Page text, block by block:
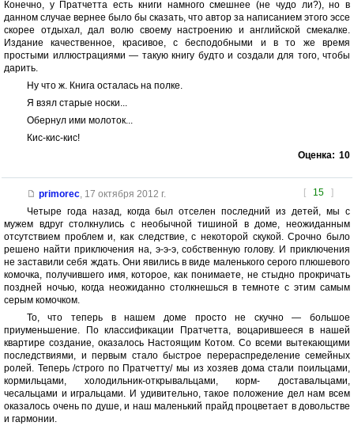
Конечно, у Пратчетта есть книги намного смешнее (не чудо ли?), но в
данном случае вернее было бы сказать, что автор за написанием этого эссе
скорее отдыхал, дал волю своему настроению и английской смекалке.
Издание качественное, красивое, с бесподобными и в то же время
простыми иллюстрациями — такую книгу будто и создали для того, чтобы
дарить.
Ну что ж. Книга осталась на полке.
Я взял старые носки...
Обернул ими молоток...
Кис-кис-кис!
Оценка: 10
[ 15 ]
primorec, 17 октября 2012 г.
Четыре года назад, когда был отселен последний из детей, мы с
мужем вдруг столкнулись с необычной тишиной в доме, неожиданным
отсутствием проблем и, как следствие, с некоторой скукой. Срочно было
решено найти приключения на, э-э-э, собственную голову. И приключения
не заставили себя ждать. Они явились в виде маленького серого плюшевого
комочка, получившего имя, которое, как понимаете, не стыдно прокричать
поздней ночью, когда неожиданно столкнешься в темноте с этим самым
серым комочком.
То, что теперь в нашем доме просто не скучно — большое
приуменьшение. По классификации Пратчетта, воцарившееся в нашей
квартире создание, оказалось Настоящим Котом. Со всеми вытекающими
последствиями, и первым стало быстрое перераспределение семейных
ролей. Теперь /строго по Пратчетту/ мы из хозяев дома стали поильцами,
кормильцами, холодильник-открывальцами, корм- доставальцами,
чесальцами и игральцами. И удивительно, такое положение дел нам всем
оказалось очень по душе, и наш маленький прайд процветает в довольстве
и гармонии.